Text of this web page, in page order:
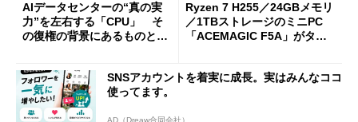
AIデータセンターの“真の実
力”を左右する「CPU」 そ
の復権の背景にあるものと
Ryzen 7 H255／24GBメモリ
／1TBストレージのミニPC
「ACEMAGIC F5A」がタイ
SNSアカウントを着実に成長。実はみんなココ
使ってます。
AD（Dreaw合同会社）